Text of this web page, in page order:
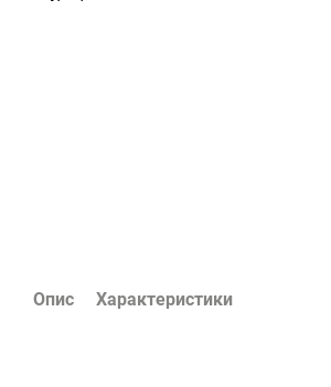
Опис Характеристики